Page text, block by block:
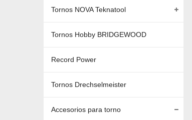
Tornos NOVA Teknatool
Tornos Hobby BRIDGEWOOD
Record Power
Tornos Drechselmeister
Accesorios para torno